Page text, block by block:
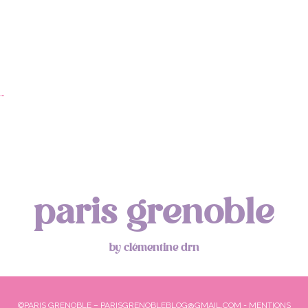
…
paris grenoble
by clémentine drn
©PARIS GRENOBLE – PARISGRENOBLEBLOG@GMAIL.COM - MENTIONS